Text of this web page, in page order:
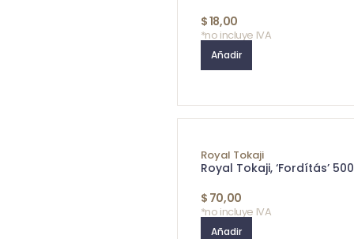
$18,00
*no incluye IVA
Añadir
Royal Tokaji
Royal Tokaji, ‘Fordítás’
$ 70,00
*no incluye IVA
Añadir